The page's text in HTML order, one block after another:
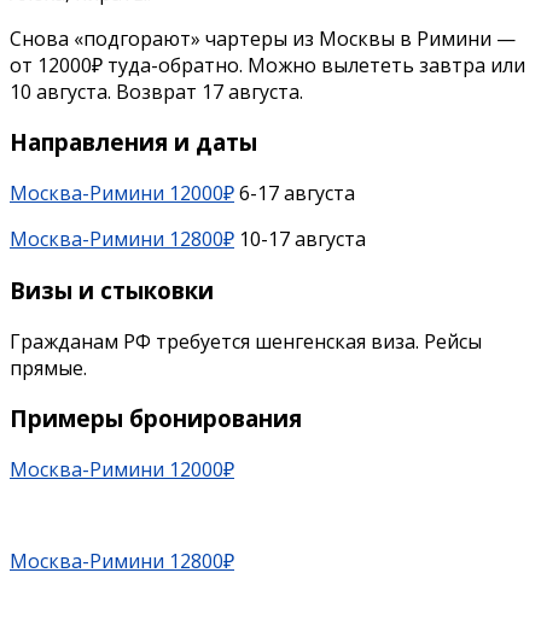
Снова «подгорают» чартеры из Москвы в Римини —
от 12000₽ туда-обратно. Можно вылететь завтра или
10 августа. Возврат 17 августа.
Направления и даты
Москва-Римини 12000₽6-17 августа
Москва-Римини 12800₽ 10-17 августа
Визы и стыковки
Гражданам РФ требуется шенгенская виза. Рейсы
прямые.
Примеры бронирования
Москва-Римини 12000₽
Москва-Римини 12800₽